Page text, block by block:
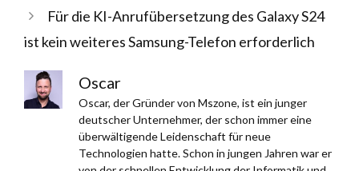
Für die KI-Anrufübersetzung des Galaxy S24
ist kein weiteres Samsung-Telefon erforderlich
Oscar
Oscar, der Gründer von Mszone, ist ein junger
deutscher Unternehmer, der schon immer eine
überwältigende Leidenschaft für neue
Technologien hatte. Schon in jungen Jahren war er